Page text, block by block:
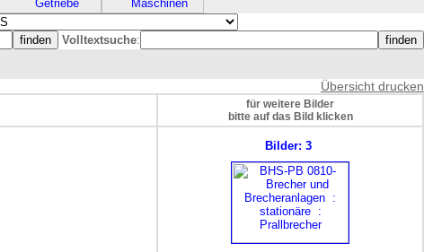
Volltextsuche:
Übersicht drucken
für weitere Bilder
bitte auf das Bild klicken
Bilder: 3